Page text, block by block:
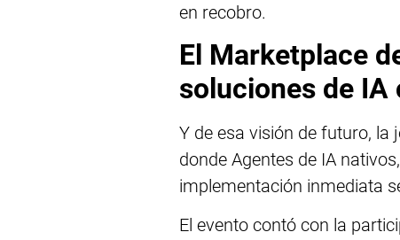
en recobro.
El Marketplace
soluciones de IA
Y de esa visión de futuro, la
donde Agentes de IA
implementación inmediata
El evento contó con la